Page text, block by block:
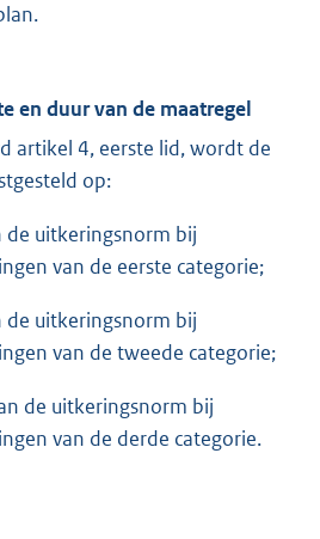
en duur van de maatregel
artikel 4, eerste lid, wordt de
op:
de uitkeringsnorm bij
van de eerste categorie;
de uitkeringsnorm bij
van de tweede categorie;
de uitkeringsnorm bij
van de derde categorie.